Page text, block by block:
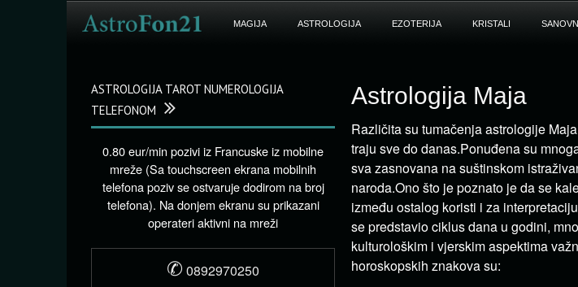
MAGIJA ASTROLOGIJA EZOTERIJA KRISTALI
Astrologija Maja
Različita su tumačenja astrologije
traju sve do danas.Ponuđena su
sva zasnovana na suštinskom
naroda.Ono što je poznato je da se
između ostalog koristi i za
se predstavio ciklus dana u godini,
kulturološkim i vjerskim aspektima
horoskopskih znakova su:
ASTROLOGIJA TAROT NUMEROLOGIJA
TELEFONOM
0.80 eur/min pozivi iz Francuske iz mobilne
mreže (Sa touchscreen ekrana mobilnih
telefona poziv se ostvaruje dodirom na broj
telefona). Na donjem ekranu su prikazani
operateri aktivni na mreži
✆ 0892970250